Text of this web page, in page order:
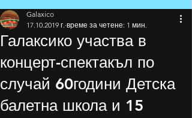
Галаксико участва в
концерт-спектакъл по
случай 60години Детска
балетна школа и 15
Galaxico
17.10.2019 г. време за четене: 1 мин.